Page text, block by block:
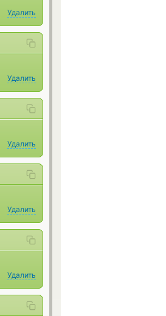
Удалить
Удалить
Удалить
Удалить
Удалить